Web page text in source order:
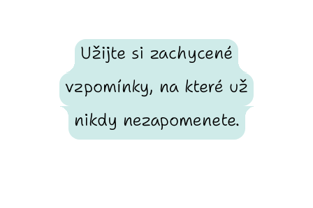
Užijte si zachycené
vzpomínky, na které už
nikdy nezapomenete.